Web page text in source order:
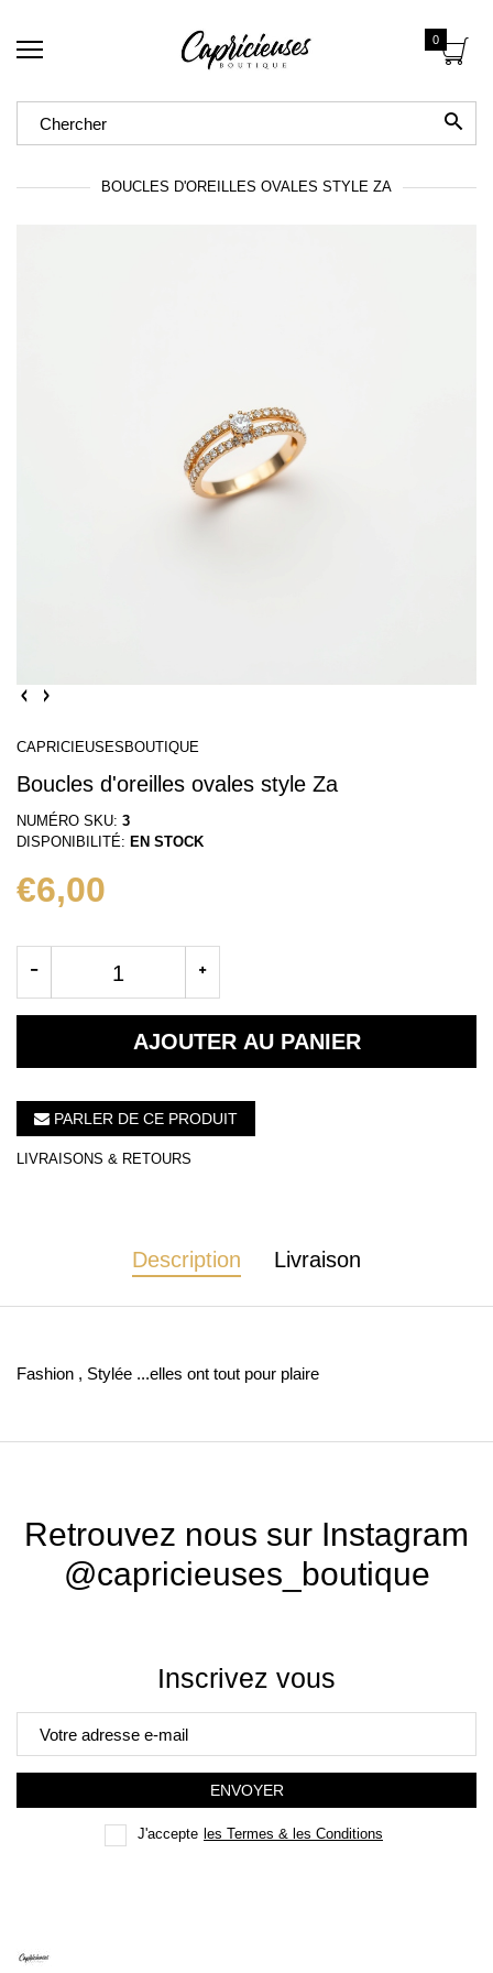
0
BOUCLES D'OREILLES OVALES STYLE ZA
CAPRICIEUSESBOUTIQUE
Boucles d'oreilles ovales style Za
NUMÉRO SKU: 3
DISPONIBILITÉ: EN STOCK
€6,00
AJOUTER AU PANIER
PARLER DE CE PRODUIT
LIVRAISONS & RETOURS
Description Livraison
Fashion , Stylée ...elles ont tout pour plaire
Retrouvez nous sur Instagram
@capricieuses_boutique
Inscrivez vous
ENVOYER
J'accepte les Termes & les Conditions